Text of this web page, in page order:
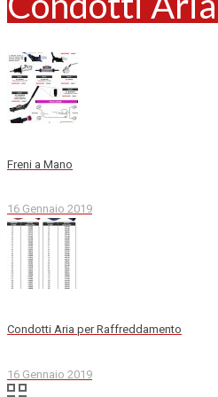
Freni a Mano
16 Gennaio 2019
Condotti Aria per Raffreddamento
16 Gennaio 2019